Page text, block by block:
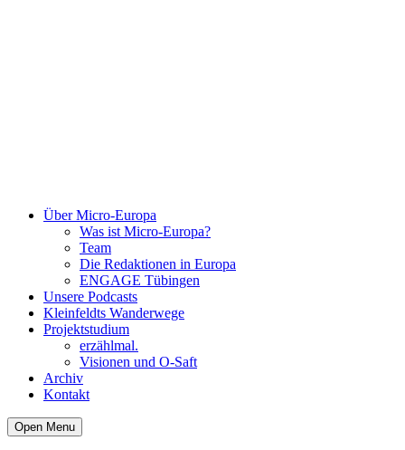
Über Micro-Europa
Was ist Micro-Europa?
Team
Die Redaktionen in Europa
ENGAGE Tübingen
Unsere Podcasts
Kleinfeldts Wanderwege
Projektstudium
erzählmal.
Visionen und O-Saft
Archiv
Kontakt
Open Menu